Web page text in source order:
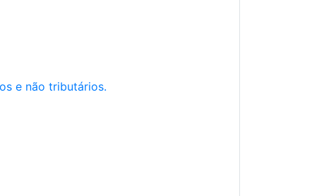
e não tributários.